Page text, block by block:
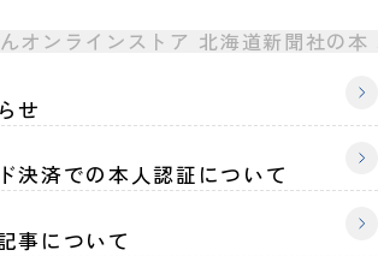
オンラインストア 北海道新聞社の本
せ
決済での本人認証について
事について